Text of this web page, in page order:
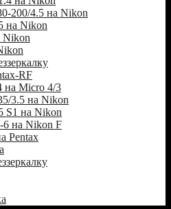
200/4.5 на Nikon
на Nikon
RF
на Micro 4/3
3.5 на Nikon
S1 на Nikon
на Nikon F
Pentax